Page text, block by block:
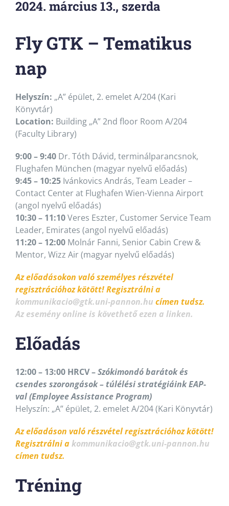
2024. március 13., szerda
Fly GTK – Tematikus
nap
Helyszín: „A” épület, 2. emelet A/204 (Kari
Könyvtár)
Location: Building „A” 2nd floor Room A/204
(Faculty Library)
9:00 – 9:40Dr. Tóth Dávid, terminálparancsnok,
Flughafen München (magyar nyelvű előadás)
9:45 – 10:25Ivánkovics András, Team Leader –
Contact Center at Flughafen Wien-Vienna Airport
(angol nyelvű előadás)
10:30 – 11:10Veres Eszter, Customer Service Team
Leader, Emirates (angol nyelvű előadás)
11:20 – 12:00Molnár Fanni, Senior Cabin Crew &
Mentor, Wizz Air (magyar nyelvű előadás)
Az előadásokon való személyes részvétel
regisztrációhoz kötött! Regisztrálni a
kommunikacio@gtk.uni-pannon.hu címen tudsz.
Az esemény online is követhető ezen a linken.
Előadás
12:00 – 13:00 HRCV –Szókimondó barátok és
csendes szorongások – túlélési stratégiáink EAP-
val (Employee Assistance Program)
Helyszín: „A” épület, 2. emelet A/204 (Kari Könyvtár)
Az előadáson való részvétel regisztrációhoz kötött!
Regisztrálni akommunikacio@gtk.uni-pannon.hu
címen tudsz.
Tréning